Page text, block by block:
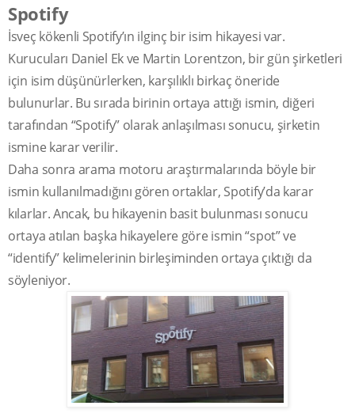
Spotify
İsveç kökenli Spotify’ın ilginç bir isim hikayesi var.
Kurucuları Daniel Ek ve Martin Lorentzon, bir gün şirketleri
için isim düşünürlerken, karşılıklı birkaç öneride
bulunurlar. Bu sırada birinin ortaya attığı ismin, diğeri
tarafından “Spotify” olarak anlaşılması sonucu, şirketin
ismine karar verilir.
Daha sonra arama motoru araştırmalarında böyle bir
ismin kullanılmadığını gören ortaklar, Spotify’da karar
kılarlar. Ancak, bu hikayenin basit bulunması sonucu
ortaya atılan başka hikayelere göre ismin “spot” ve
“identify” kelimelerinin birleşiminden ortaya çıktığı da
söyleniyor.